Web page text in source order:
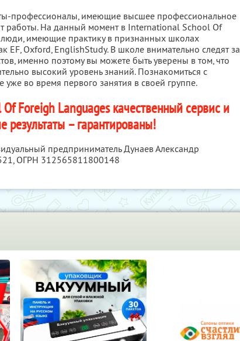
профессионалы, имеющие высшее профессиональное
работы. На данный момент в International School Of
имеющие практику в признанных школах
EF, Oxford, EnglishStudy. В школе внимательно следят за
именно поэтому вы можете быть уверены в том, что
высокий уровень знаний. Познакомиться с
во время первого занятия в своей группе.
Foreigh Languages качественный сервис и
результаты – гарантированы!
предприниматель Дунаев Александр
, ОГРН 312565811800148